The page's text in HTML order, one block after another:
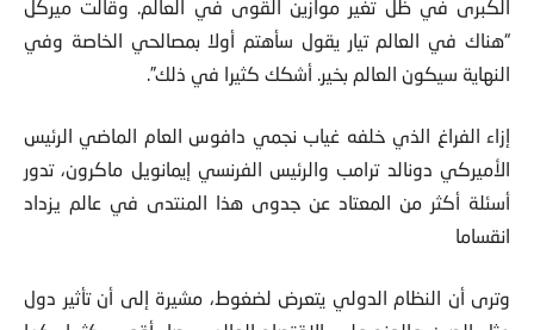
“هناك في العالم تيار يقول سأهتم أولا بمصالحي الخاصة وفي
النهاية سيكون العالم بخير. أشكك كثيرا في ذلك”.
الأميركي دونالد ترامب والرئيس الفرنسي إيمانويل ماكرون، تدور
أسئلة أكثر من المعتاد عن جدوى هذا المنتدى في عالم يزداد
انقساما
مثل الصين والهند على الاقتصاد العالمي صار أقوى كثيرا، كما